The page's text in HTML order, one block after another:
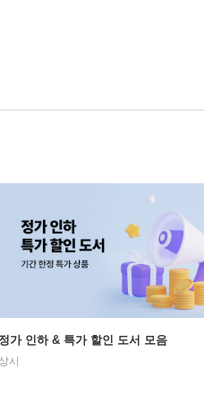
정가 인하 & 특가 할인 도서 모음
상시